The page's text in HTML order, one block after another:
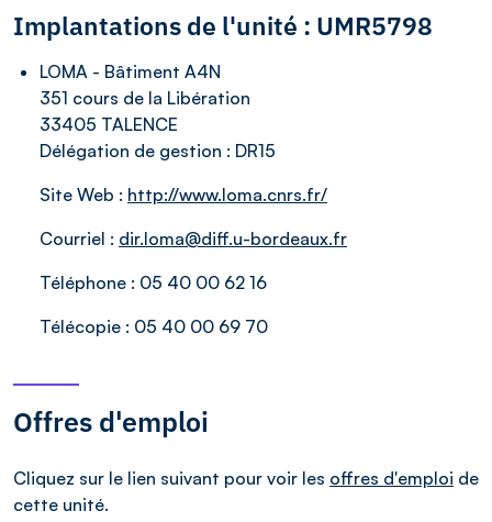
Implantations de l'unité : UMR5798
LOMA - Bâtiment A4N
351 cours de la Libération
33405 TALENCE
Délégation de gestion : DR15
Site Web : http://www.loma.cnrs.fr/
Courriel : dir.loma@diff.u-bordeaux.fr
Téléphone : 05 40 00 62 16
Télécopie : 05 40 00 69 70
Offres d'emploi
Cliquez sur le lien suivant pour voir les offres d'emploi de
cette unité.